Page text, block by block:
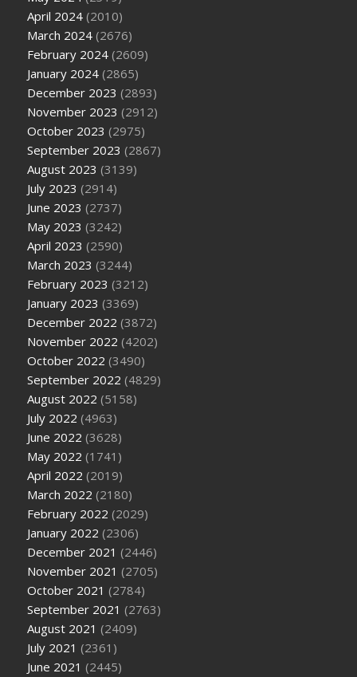
April 2024 (2010)
March 2024 (2676)
February 2024 (2609)
January 2024 (2865)
December 2023 (2893)
November 2023 (2912)
October 2023 (2975)
September 2023 (2867)
August 2023 (3139)
July 2023 (2914)
June 2023 (2737)
May 2023 (3242)
April 2023 (2590)
March 2023 (3244)
February 2023 (3212)
January 2023 (3369)
December 2022 (3872)
November 2022 (4202)
October 2022 (3490)
September 2022 (4829)
August 2022 (5158)
July 2022 (4963)
June 2022 (3628)
May 2022 (1741)
April 2022 (2019)
March 2022 (2180)
February 2022 (2029)
January 2022 (2306)
December 2021 (2446)
November 2021 (2705)
October 2021 (2784)
September 2021 (2763)
August 2021 (2409)
July 2021 (2361)
June 2021 (2445)